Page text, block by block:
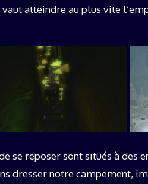
atteindre au plus vite
se reposer sont situés à des
dresser notre campement,